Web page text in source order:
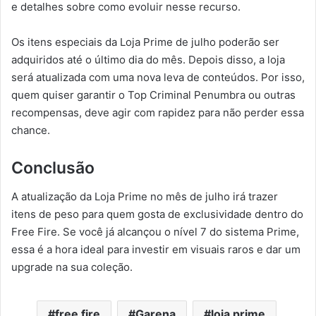
e detalhes sobre como evoluir nesse recurso.
Os itens especiais da Loja Prime de julho poderão ser
adquiridos até o último dia do mês. Depois disso, a loja
será atualizada com uma nova leva de conteúdos. Por isso,
quem quiser garantir o Top Criminal Penumbra ou outras
recompensas, deve agir com rapidez para não perder essa
chance.
Conclusão
A atualização da Loja Prime no mês de julho irá trazer
itens de peso para quem gosta de exclusividade dentro do
Free Fire. Se você já alcançou o nível 7 do sistema Prime,
essa é a hora ideal para investir em visuais raros e dar um
upgrade na sua coleção.